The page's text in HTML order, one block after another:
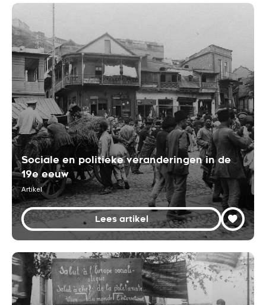
Sociale en politieke veranderingen in de
19e eeuw
Artikel
Lees artikel